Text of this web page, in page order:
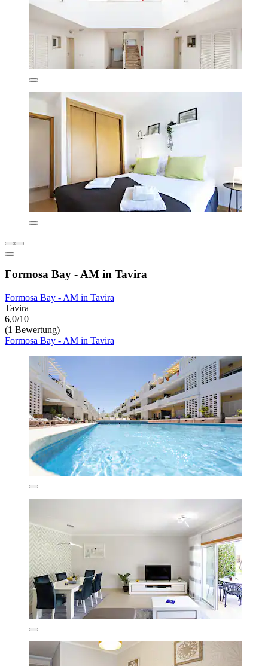
Formosa Bay - AM in Tavira
Formosa Bay - AM in Tavira
Tavira
6,0/10
(1 Bewertung)
Formosa Bay - AM in Tavira